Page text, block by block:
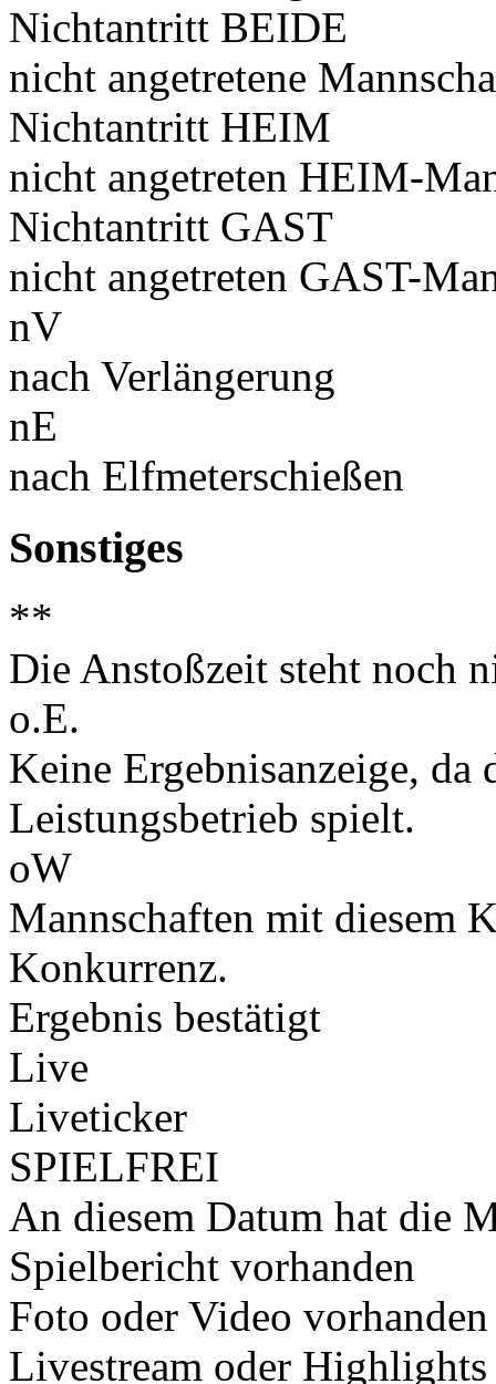
Nichtantritt BEIDE
nicht angetretene
Nichtantritt HEIM
nicht angetreten HEIM-
Nichtantritt GAST
nicht angetreten GAST-
nV
nach Verlängerung
nE
nach Elfmeterschießen
Sonstiges
**
Die Anstoßzeit steht noch
o.E.
Keine Ergebnisanzeige,
Leistungsbetrieb spielt.
oW
Mannschaften mit diesem
Konkurrenz.
Ergebnis bestätigt
Live
Liveticker
SPIELFREI
An diesem Datum hat die
Spielbericht vorhanden
Foto oder Video vorhanden
Livestream oder